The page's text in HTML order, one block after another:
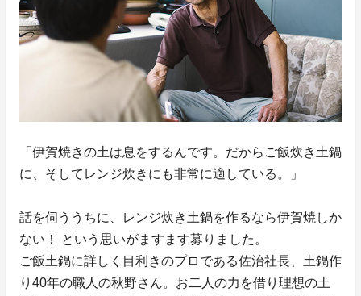
「伊賀焼きの土は息をするんです。だからご飯炊き土鍋
に、そしてレンジ炊きにも非常に適している。」
話を伺ううちに、レンジ炊き土鍋を作るなら伊賀焼しか
ない！ という思いがますます募りました。
ご飯土鍋に詳しく目利きのプロである佐治社長、土鍋作
り40年の職人の秋野さん。お二人の力を借り理想の土